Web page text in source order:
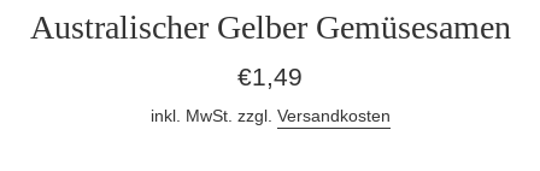
Australischer Gelber Gemüsesamen
Normaler
€1,49
inkl. MwSt. zzgl. Versandkosten